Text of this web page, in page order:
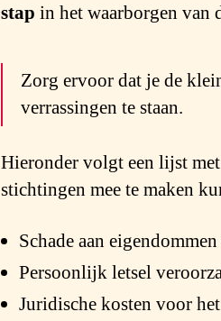
stap in het waarborgen van
Zorg ervoor dat je de
verrassingen te staan.
Hieronder volgt een lijst
stichtingen mee te maken
Schade aan
Persoonlijk letsel
Juridische kosten voor